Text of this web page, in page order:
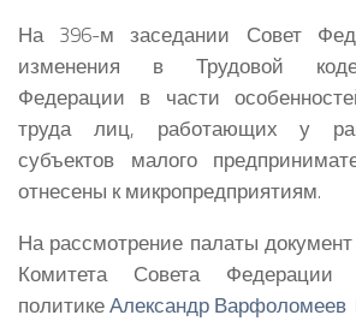
На 396-м заседании Совет
изменения в Трудовой
Федерации в части
труда лиц, работающих у
субъектов малого
отнесены к микропредприятиям.
На рассмотрение палаты
Комитета Совета Федерации
политикеАлександр Варфоломеев